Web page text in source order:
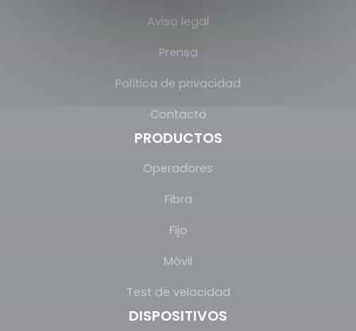
Aviso legal
Prensa
Política de privacidad
Contacto
PRODUCTOS
Operadores
Fibra
Fijo
Móvil
Test de velocidad
DISPOSITIVOS